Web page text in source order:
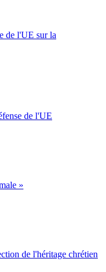
de l'UE sur la
de l'UE
»
de l'héritage chrétien